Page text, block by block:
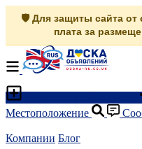
🛡️ Для защиты сайта от
плата за
Местоположение
Компании Блог